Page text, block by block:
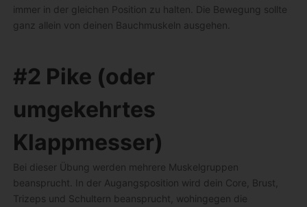
immer in der gleichen Position zu halten. Die Bewegung sollte
ganz allein von deinen Bauchmuskeln ausgehen.
#2 Pike (oder
umgekehrtes
Klappmesser)
Bei dieser Übung werden mehrere Muskelgruppen
beansprucht. In der Augangsposition wird dein Core, Brust,
Trizeps und Schultern beansprucht, wohingegen die